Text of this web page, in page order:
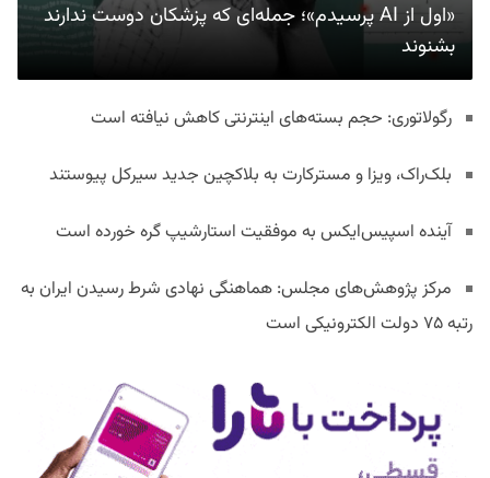
«اول از AI پرسیدم»؛ جمله‌ای که پزشکان دوست ندارند
بشنوند
رگولاتوری: حجم بسته‌های اینترنتی کاهش نیافته است
بلک‌راک، ویزا و مسترکارت به بلاکچین جدید سیرکل پیوستند
آینده اسپیس‌ایکس به موفقیت استارشیپ گره خورده است
مرکز پژوهش‌های مجلس: هماهنگی نهادی شرط رسیدن ایران به
رتبه ۷۵ دولت الکترونیکی است